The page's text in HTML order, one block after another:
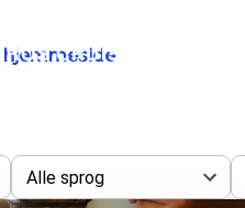
hjemmeside
Alle sprog